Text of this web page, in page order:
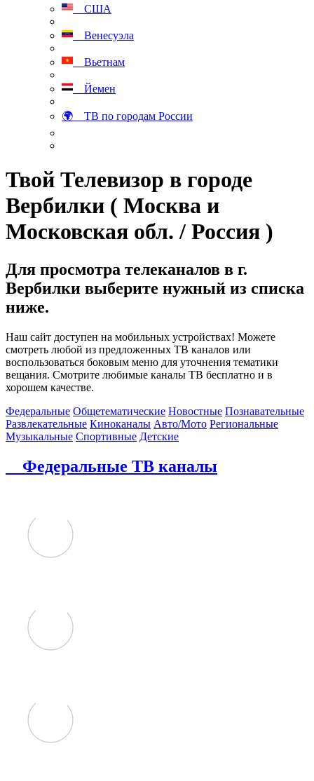
США
Венесуэла
Вьетнам
Йемен
🌍 ТВ по городам России
Твой Телевизор в городе
Вербилки ( Москва и
Московская обл. / Россия )
Для просмотра телеканалов в г.
Вербилки выберите нужный из списка
ниже.
Наш сайт доступен на мобильных устройствах! Можете
смотреть любой из предложенных ТВ каналов или
воспользоваться боковым меню для уточнения тематики
вещания. Смотрите любимые каналы ТВ бесплатно и в
хорошем качестве.
Федеральные Общетематические Новостные Познавательные
Развлекательные Киноканалы Авто/Мото Региональные
Музыкальные Спортивные Детские
Федеральные ТВ каналы